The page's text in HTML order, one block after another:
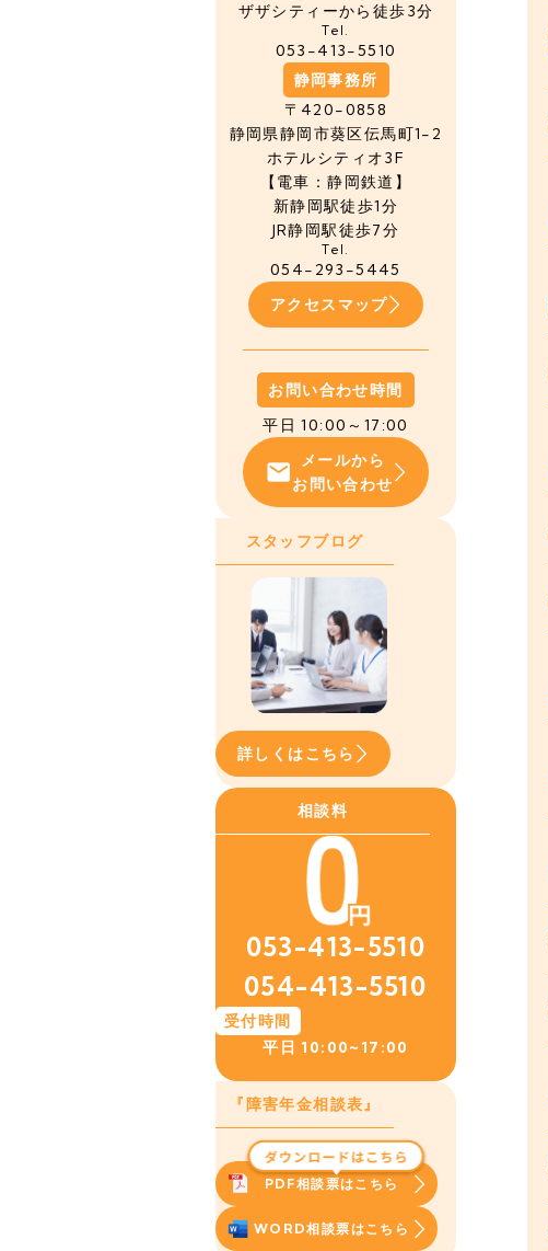
ザザシティーから徒歩3分
Tel.
053-413-5510
静岡事務所
〒420-0858
静岡県静岡市葵区伝馬町1-2
ホテルシティオ3F
【電車：静岡鉄道】
新静岡駅徒歩1分
JR静岡駅徒歩7分
Tel.
054-293-5445
アクセスマップ
お問い合わせ時間
平日 10:00～17:00
メールから
お問い合わせ
スタッフブログ
詳しくはこちら
相談料
053-413-5510
054-413-5510
受付時間
平日 10:00~17:00
『障害年金相談表』
PDF相談票はこちら
WORD相談票はこちら